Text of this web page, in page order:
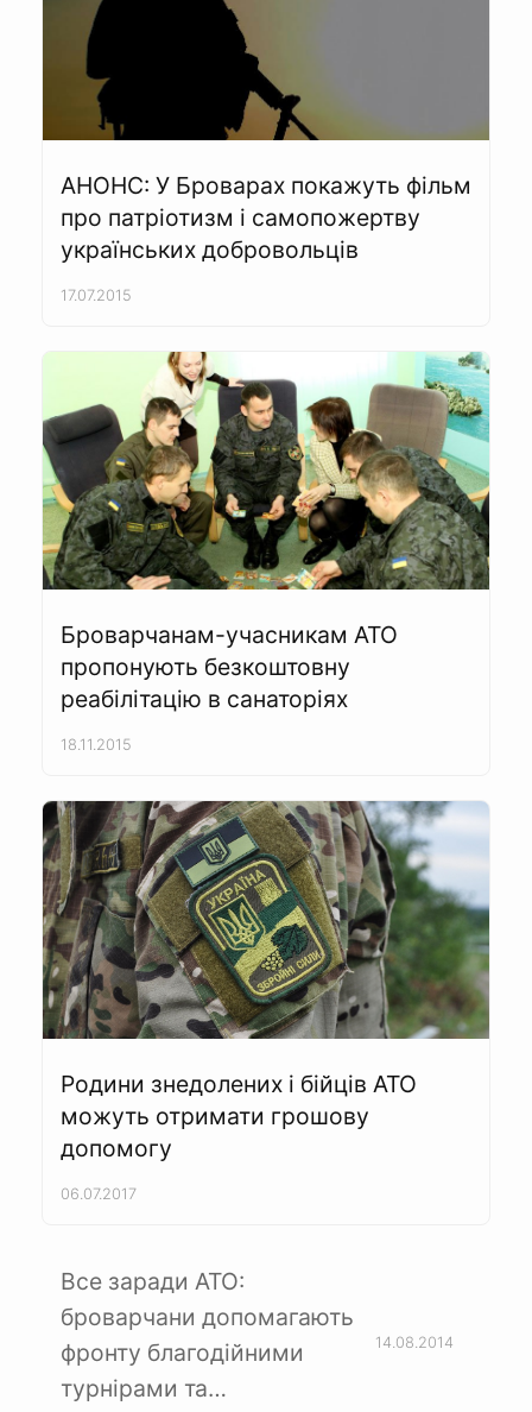
АНОНС: У Броварах покажуть фільм
про патріотизм і самопожертву
українських добровольців
17.07.2015
Броварчанам-учасникам АТО
пропонують безкоштовну
реабілітацію в санаторіях
18.11.2015
Родини знедолених і бійців АТО
можуть отримати грошову
допомогу
06.07.2017
Все заради АТО:
броварчани допомагають
фронту благодійними
турнірами та…
14.08.2014